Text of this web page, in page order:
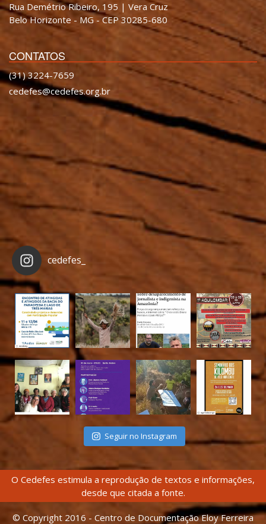
Rua Demétrio Ribeiro, 195 | Vera Cruz
Belo Horizonte - MG - CEP 30285-680
CONTATOS
(31) 3224-7659
cedefes@cedefes.org.br
cedefes_
Seguir no Instagram
O Cedefes estimula a reprodução de textos e informações,
desde que citada a fonte.
© Copyright 2016 - Centro de Documentação Eloy Ferreira